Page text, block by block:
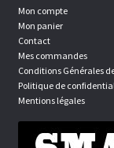
Mon compte
Mon panier
Contact
Mes commandes
Conditions Générales
Politique de
Mentions légales